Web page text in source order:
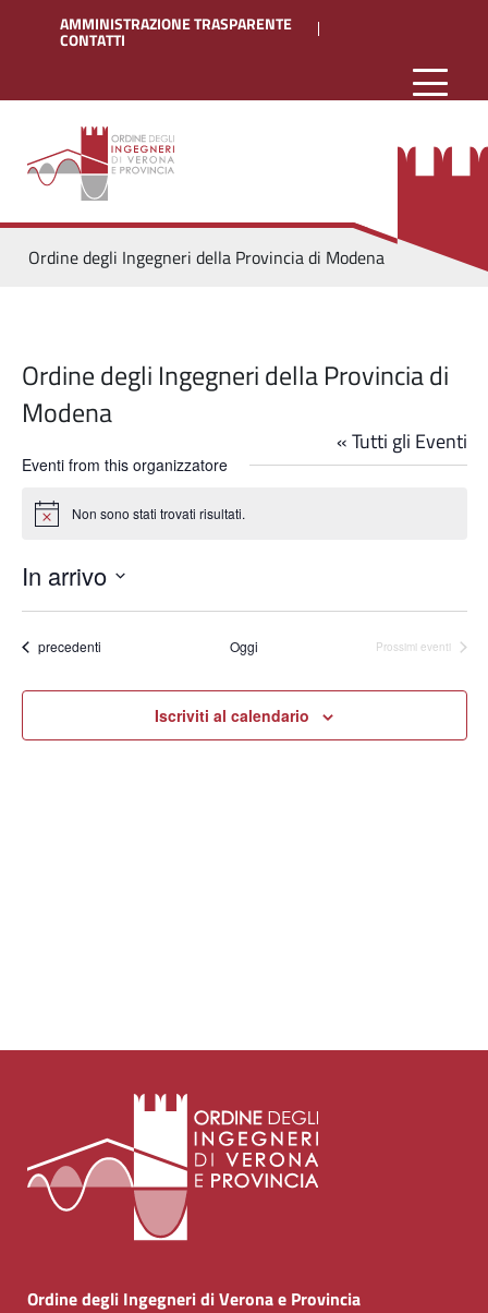
AMMINISTRAZIONE TRASPARENTE
CONTATTI
Ordine degli Ingegneri della Provincia di Modena
Ordine degli Ingegneri della Provincia di
Modena
« Tutti gli Eventi
Eventi from this organizzatore
Notice Non sono stati trovati risultati.
In arrivo
data.
Eventi
precedenti Oggi Prossimi eventi
Iscriviti al calendario
Ordine degli Ingegneri di Verona e Provincia